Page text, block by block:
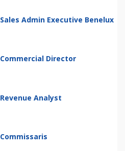
Sales Admin Executive Benelux
Commercial Director
Revenue Analyst
Commissaris